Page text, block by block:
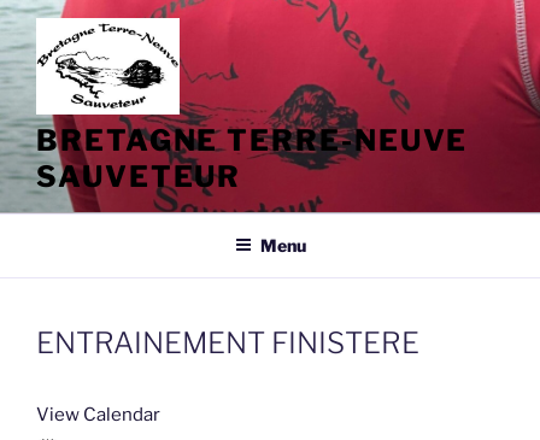
Aller
au
contenu
principal
BRETAGNE TERRE-NEUVE
SAUVETEUR
Menu
ENTRAINEMENT FINISTERE
View Calendar